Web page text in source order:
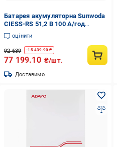
Батарея акумуляторна Sunwoda
CIESS-RS 51,2 В 100 А/год
LiFePO4 5,12 кВт/год IP20 6000
циклів (1372724-1C)
оцінити
92 639 -15 439.90 ₴
77 199.10 ₴/шт.
Доставимо